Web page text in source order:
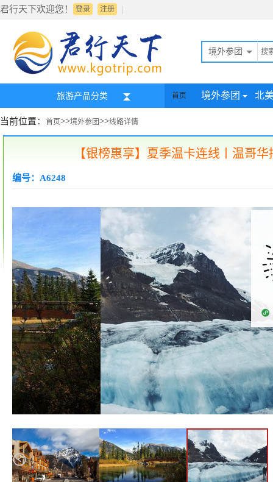
君行天下欢迎您！ 登录 |
注册
境外参团
旅游产品分类 首页 境外参团 北
当前位置： 首页>>境外参团>>线路详情
【银榜惠享】夏季温卡连线丨温哥
编号：A6248